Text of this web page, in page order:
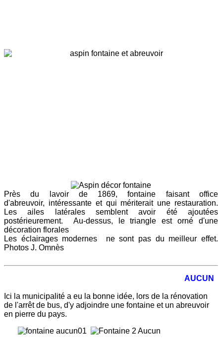
Près du lavoir de 1869, fontaine faisant office
d'abreuvoir, intéressante et qui mériterait une restauration.
Les ailes latérales semblent avoir été ajoutées
postérieurement. Au-dessus, le triangle est orné d'une
décoration florales
Les éclairages modernes ne sont pas du meilleur effet.
Photos J. Omnès
AUCUN
Ici la municipalité a eu la bonne idée, lors de la rénovation
de l'arrêt de bus, d'y adjoindre une fontaine et un abreuvoir
en pierre du pays.